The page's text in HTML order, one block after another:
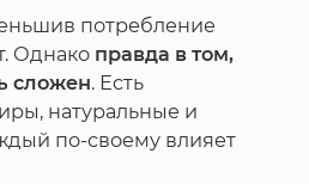
потребление
Однако правда в том,
сложен. Есть
натуральные и
по-своему влияет